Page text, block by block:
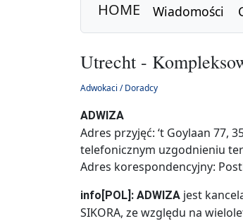
HOME Wiadomości
Utrecht -
Adwokaci / Doradcy
ADWIZA
Adres przyjęć: ‘t Goylaan 77,
telefonicznym uzgodnieniu
Adres korespondencyjny:
info[POL]: ADWIZA jest
SIKORA, ze względu na